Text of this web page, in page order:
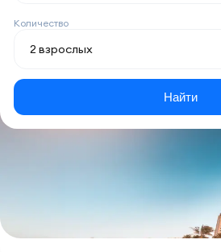
Количество
Найти